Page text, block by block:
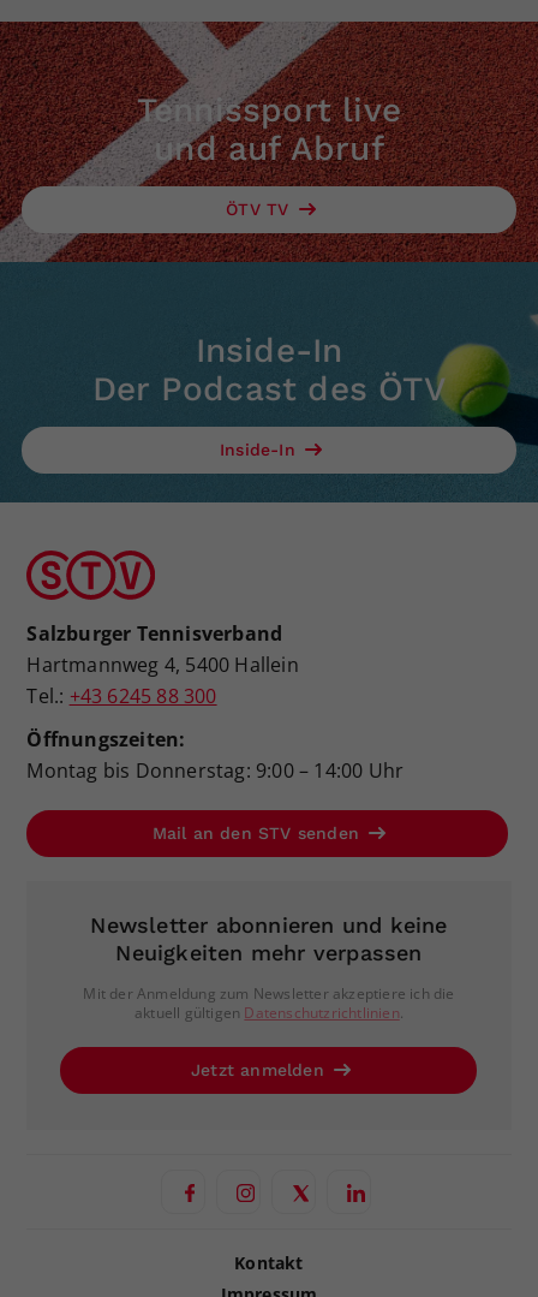
Tennissport live
und auf Abruf
ÖTV TV
Inside-In
Der Podcast des ÖTV
Inside-In
Salzburger Tennisverband
Hartmannweg 4, 5400 Hallein
Tel.: +43 6245 88 300
Öffnungszeiten:
Montag bis Donnerstag: 9:00 – 14:00 Uhr
Mail an den STV senden
Newsletter abonnieren und keine
Neuigkeiten mehr verpassen
Mit der Anmeldung zum Newsletter akzeptiere ich die
aktuell gültigen Datenschutzrichtlinien.
Jetzt anmelden
Kontakt